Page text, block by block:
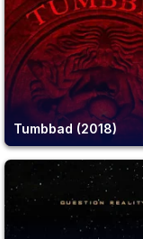
Tumbbad (2018)